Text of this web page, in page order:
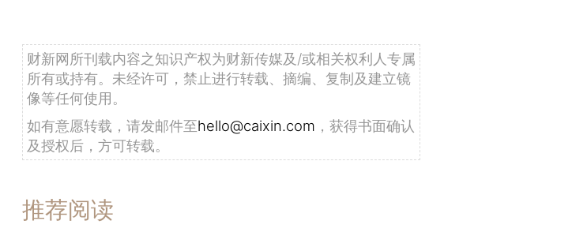
财新网所刊载内容之知识产权为财新传媒及/或相关权利人专属
所有或持有。未经许可，禁止进行转载、摘编、复制及建立镜
像等任何使用。
如有意愿转载，请发邮件至hello@caixin.com ，获得书面确认
及授权后，方可转载。
推荐阅读